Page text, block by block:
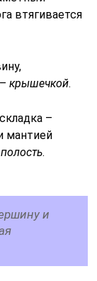
втягивается
–крышечкой.
–
мантией
.
и